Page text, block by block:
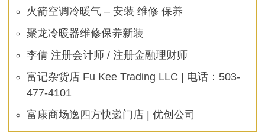
火箭空调冷暖气 – 安装 维修 保养
聚龙冷暖器维修保养新装
李倩 注册会计师 / 注册金融理财师
富记杂货店 Fu Kee Trading LLC | 电话：503-
477-4101
富康商场逸四方快递门店 | 优创公司